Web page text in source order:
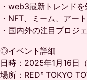
・web3最新トレンド
・NFT、ミーム、アー
・国内外の注目プロジ
◎イベント詳細
日時：2025年1月16日
場所：RED° TOKYO